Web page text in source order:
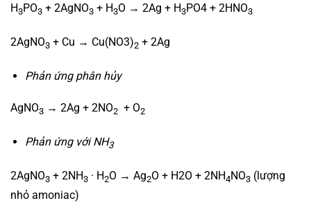
H3PO3 + 2AgNO3 + H3O → 2Ag + H3PO4 + 2HNO3
2AgNO3 + Cu → Cu(NO3)2 + 2Ag
Phản ứng phân hủy
AgNO3 → 2Ag + 2NO2 + O2
Phản ứng với NH3
2AgNO3 + 2NH3 · H2O → Ag2O + H2O + 2NH4NO3 (lượng
nhỏ amoniac)